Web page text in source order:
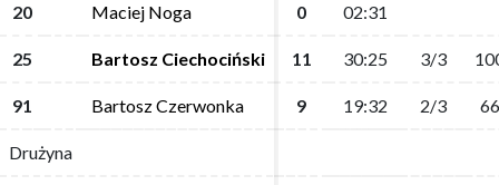
20 Maciej Noga 0 02:31
25 Bartosz Ciechociński 11 30:25 3/3
91 Bartosz Czerwonka 9 19:32 2/3
Drużyna
20 Maciej Noga 0 02:31
25 Bartosz Ciechociński 11 30:25 3/3
91 Bartosz Czerwonka 9 19:32 2/3
Drużyna